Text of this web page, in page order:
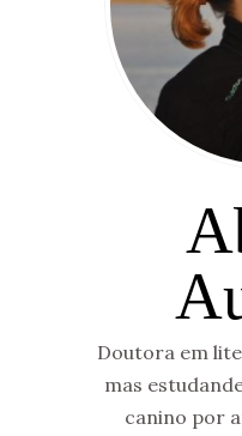
Doutora em
mas
canino por